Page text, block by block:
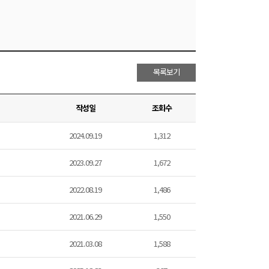
목록보기
작성일 조회수
2024.09.19 1,312
2023.09.27 1,672
2022.08.19 1,486
2021.06.29 1,550
2021.03.08 1,588